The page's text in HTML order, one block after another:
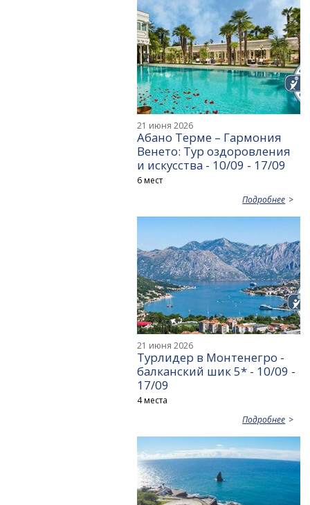
21 июня 2026
Абано Терме – Гармония
Венето: Тур оздоровления
и искусства - 10/09 - 17/09
6 мест
Подробнее
21 июня 2026
Турлидер в Монтенегро -
балканский шик 5* - 10/09 -
17/09
4 места
Подробнее